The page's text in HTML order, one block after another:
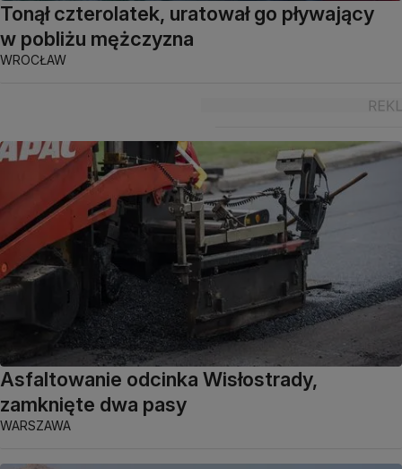
Tonął czterolatek, uratował go pływający
w pobliżu mężczyzna
WROCŁAW
Asfaltowanie odcinka Wisłostrady,
zamknięte dwa pasy
WARSZAWA